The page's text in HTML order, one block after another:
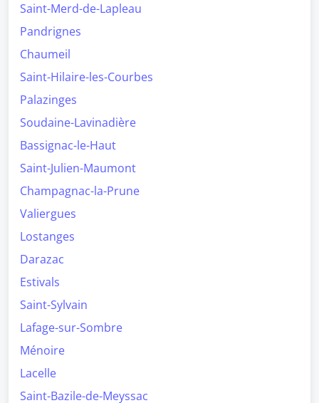
Saint-Merd-de-Lapleau
Pandrignes
Chaumeil
Saint-Hilaire-les-Courbes
Palazinges
Soudaine-Lavinadière
Bassignac-le-Haut
Saint-Julien-Maumont
Champagnac-la-Prune
Valiergues
Lostanges
Darazac
Estivals
Saint-Sylvain
Lafage-sur-Sombre
Ménoire
Lacelle
Saint-Bazile-de-Meyssac